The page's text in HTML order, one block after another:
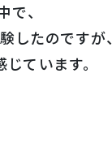
、
たのですが、
ています。